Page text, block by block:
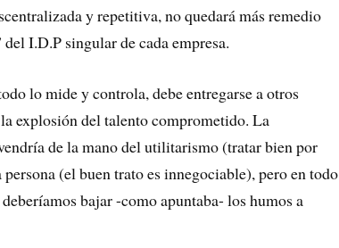
y repetitiva, no quedará más remedio
I.D.P singular de cada empresa.
lo mide y controla, debe entregarse a otros
explosión del talento comprometido. La
de la mano del utilitarismo (tratar bien por
(el buen trato es innegociable), pero en todo
bajar -como apuntaba- los humos a